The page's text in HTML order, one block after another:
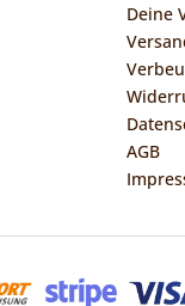
Deine
AGB